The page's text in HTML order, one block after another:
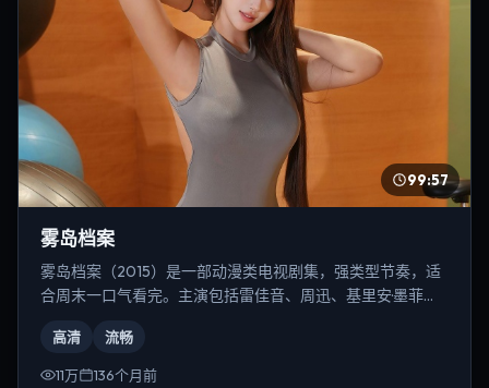
99:57
雾岛档案
雾岛档案（2015）是一部动漫类电视剧集，强类型节奏，适
合周末一口气看完。主演包括雷佳音、周迅、基里安·墨菲
高清 流畅
11万 136个月前